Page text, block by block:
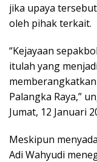
jika upaya
oleh pihak terkait.
“Kejayaan
itulah yang
Palangka Raya,”
Jumat, 12 Januari
Meskipun
Adi Wahyudi